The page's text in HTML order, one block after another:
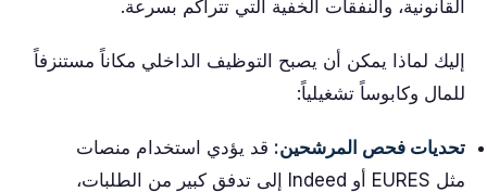
القانونية، والنفقات الخفية التي تتراكم بسرعة.
إليك لماذا يمكن أن يصبح التوظيف الداخلي مكاناً مستنزفاً
للمال وكابوساً تشغيلياً:
تحديات فحص المرشحين: قد يؤدي استخدام منصات
مثل EURES أو Indeed إلى تدفق كبير من الطلبات،